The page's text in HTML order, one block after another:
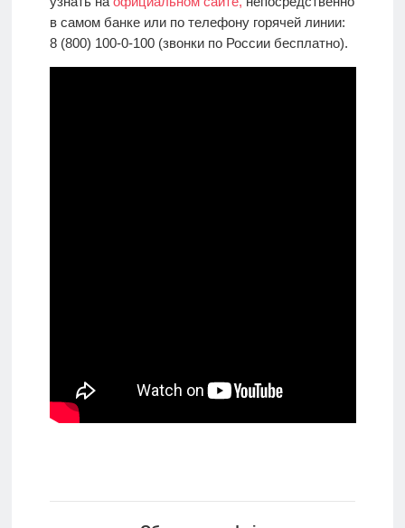
в самом банке или по телефону горячей линии:
8 (800) 100-0-100 (звонки по России бесплатно).